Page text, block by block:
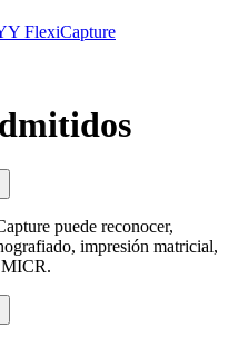
FlexiCapture
puede reconocer,
impresión matricial,